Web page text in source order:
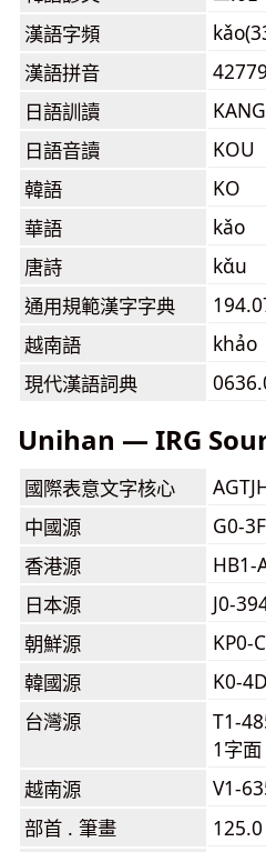
漢語字頻
漢語拼音
日語訓讀
日語音讀
KOU
韓語
KO
華語
kǎo
唐詩
kɑ̌u
通用規範漢字字典
越南語
khảo
現代漢語詞典
Unihan — IRG
國際表意文字核心
中國源
G0-
香港源
HB1-
日本源
J0-
朝鮮源
KP0-
韓國源
K0-
台灣源
T1-
1字面
越南源
V1-
部首 . 筆畫